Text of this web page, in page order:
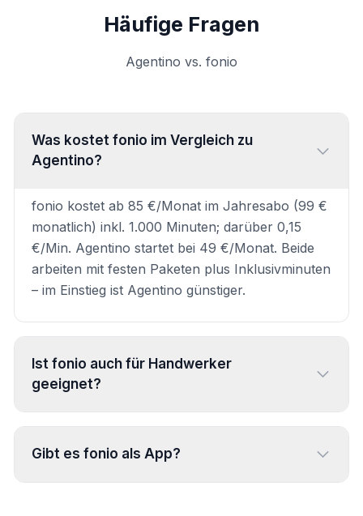
Häufige Fragen
Agentino vs. fonio
Was kostet fonio im Vergleich zu
Agentino?
fonio kostet ab 85 €/Monat im Jahresabo (99 €
monatlich) inkl. 1.000 Minuten; darüber 0,15
€/Min. Agentino startet bei 49 €/Monat. Beide
arbeiten mit festen Paketen plus Inklusivminuten
– im Einstieg ist Agentino günstiger.
Ist fonio auch für Handwerker
geeignet?
Ja, fonio hat ein eigenes Handwerker-Angebot
(inkl. Notfall-Weiterleitung und Einzugsgebiet-
Gibt es fonio als App?